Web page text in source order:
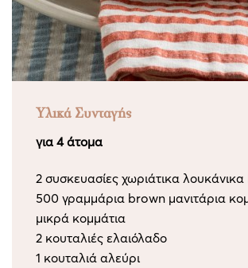
Υλικά Συνταγής
για 4 άτομα
2 συσκευασίες χωριάτικα
500 γραμμάρια brown μανιτάρια
μικρά κομμάτια
2 κουταλιές ελαιόλαδο
1 κουταλιά αλεύρι